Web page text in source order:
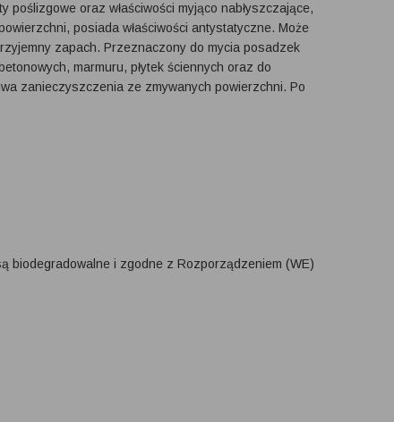
oraz właściwości myjąco nabłyszczające,
posiada właściwości antystatyczne. Może
zapach. Przeznaczony do mycia posadzek
marmuru, płytek ściennych oraz do
zanieczyszczenia ze zmywanych powierzchni. Po
biodegradowalne i zgodne z Rozporządzeniem (WE)